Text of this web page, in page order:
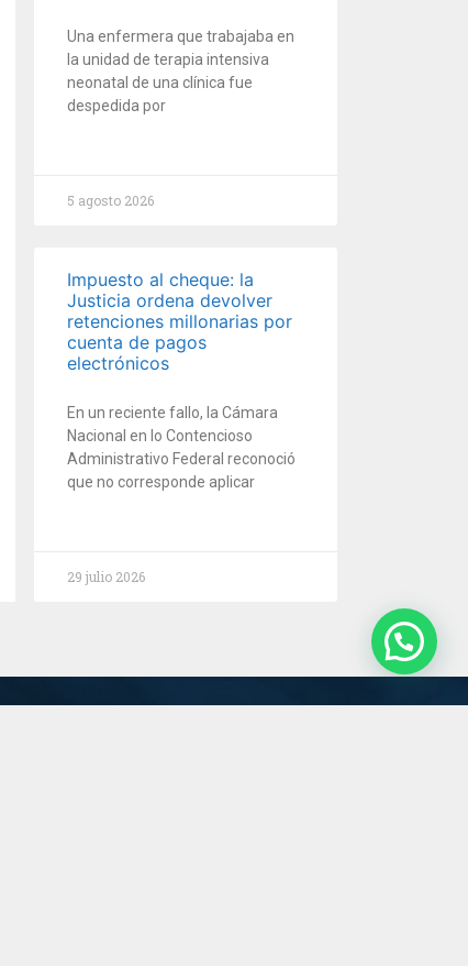
Una enfermera que trabajaba en
la unidad de terapia intensiva
neonatal de una clínica fue
despedida por
5 agosto 2026
Impuesto al cheque: la
Justicia ordena devolver
retenciones millonarias por
cuenta de pagos
electrónicos
En un reciente fallo, la Cámara
Nacional en lo Contencioso
Administrativo Federal reconoció
que no corresponde aplicar
29 julio 2026